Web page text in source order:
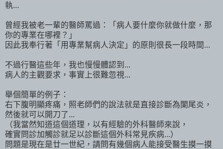
執...
曾經我被老一輩的醫師罵過：「病人要什麼你就做什麼，那
你的專業在哪裡？」
因此我奉行著「用專業幫病人決定」的原則很長一段時間...
不過行醫這些年，我也慢慢體認到...
病人的主觀要求，事實上很難忽視...
舉個簡單的例子：
右下腹明顯疼痛，照老師們的說法就是直接診斷為闌尾炎，
然後就可以開刀了...
（我當然知道這個道理，以有經驗的外科醫師來說，
確實問診加觸診就足以診斷這個外科常見疾病...）
問題是現在是廿一世紀，請問有幾個病人能接受醫生摸一摸